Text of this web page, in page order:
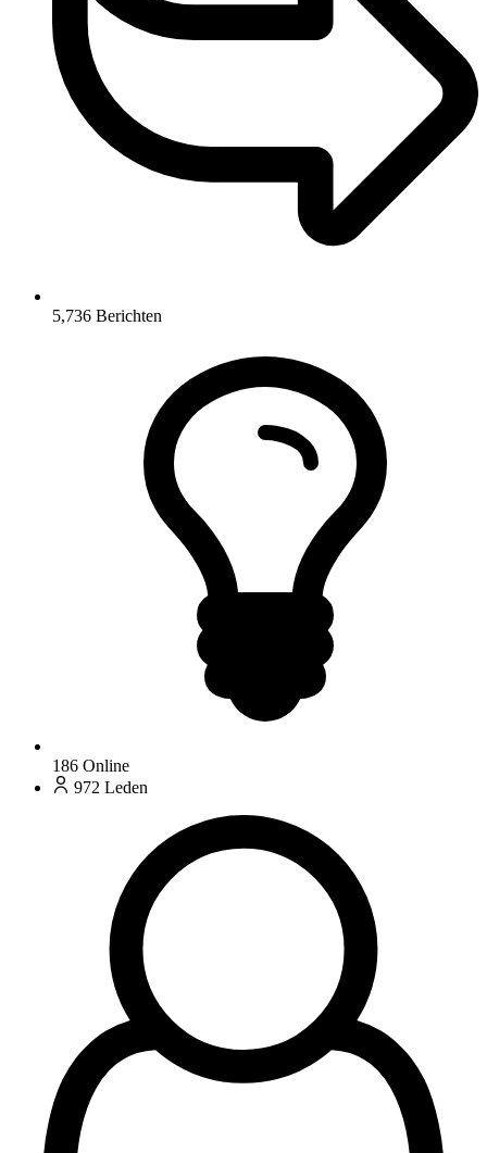
5,736 Berichten
186 Online
972 Leden